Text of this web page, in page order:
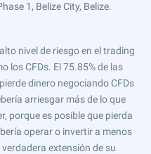
1, Belize City, Belize.
nivel de riesgo en el trading
los CFDs. El 75.85% de las
dinero negociando CFDs
arriesgar más de lo que
porque es posible que pierda
operar o invertir a menos
extensión de su